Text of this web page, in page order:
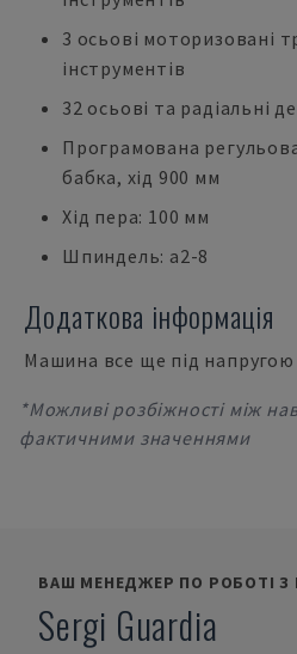
3 осьові моторизовані
інструментів
32 осьові та радіальні
Програмована
бабка, хід 900 мм
Хід пера: 100 мм
Шпиндель: a2-8
Додаткова інформація
Машина все ще під напругою
*Можливі розбіжності між
фактичними значеннями
ВАШ МЕНЕДЖЕР ПО РОБОТІ З
Sergi Guardia